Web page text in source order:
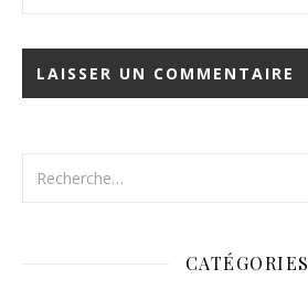
CATÉGORIES